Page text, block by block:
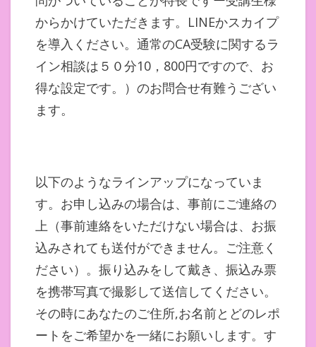
からかけていただきます。LINEかスカイプ
を導入ください。通常のCA受験に関するラ
イン相談は５０分10，800円ですので、お
得な設定です。）のお問合せ有難うござい
ます。
以下のようなラインアップになっていま
す。お申し込みの場合は、事前にご連絡の
上（事前連絡をいただけない場合は、お振
込みされても送付ができません。ご注意く
ださい）。振り込みをして戴き、振込み票
を携帯写真で撮影して送信してください。
その時にあなたのご住所,お名前とどのレポ
ートをご希望かを一緒にお願いします。す